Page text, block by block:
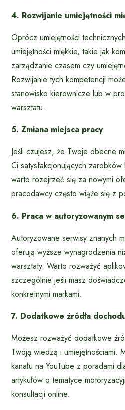
4. Rozwijanie umiejętności
Oprócz umiejętności
umiejętności miękkie, takie jak
zarządzanie czasem czy
Rozwijanie tych kompetencji
stanowisko kierownicze lub w
warsztatu.
5. Zmiana miejsca pracy
Jeśli czujesz, że Twoje obecne
Ci satysfakcjonujących
warto rozejrzeć się za nowymi
pracodawcy często wiąże się z
6. Praca w autoryzowanym
Autoryzowane serwisy znanych
oferują wyższe wynagrodzenia
warsztaty. Warto rozważyć
szczególnie jeśli masz
konkretnymi markami.
7. Dodatkowe źródła
Możesz rozważyć dodatkowe
Twoją wiedzą i umiejętnościami.
kanału na YouTube z poradami
artykułów o tematyce
konsultacji online.